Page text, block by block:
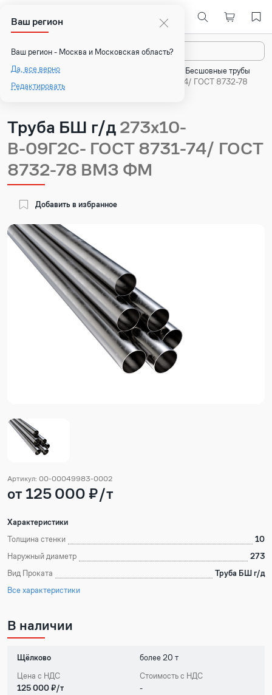
Ваш регион
Ваш регион - Москва и Московская область?
Да, все верно
Редактировать
Назад
Главная
Каталог
Бесшовные трубы
Труба БШ г/д 273х10-В-09Г2С- ГОСТ 8731-74/ ГОСТ 8732-78
ВМЗ ФМ
Труба БШ г/д 273х10-
В-09Г2С- ГОСТ 8731-74/ ГОСТ
8732-78 ВМЗ ФМ
Добавить в избранное
Артикул: 00-00049983-0002
от 125 000 ₽/т
Характеристики
Толщина стенки
10
Наружный диаметр
273
Вид Проката
Труба БШ г/д
Все характеристики
В наличии
Щёлково
более 20 т
Цена с НДС
125 000 ₽/т
Стоимость с НДС
-